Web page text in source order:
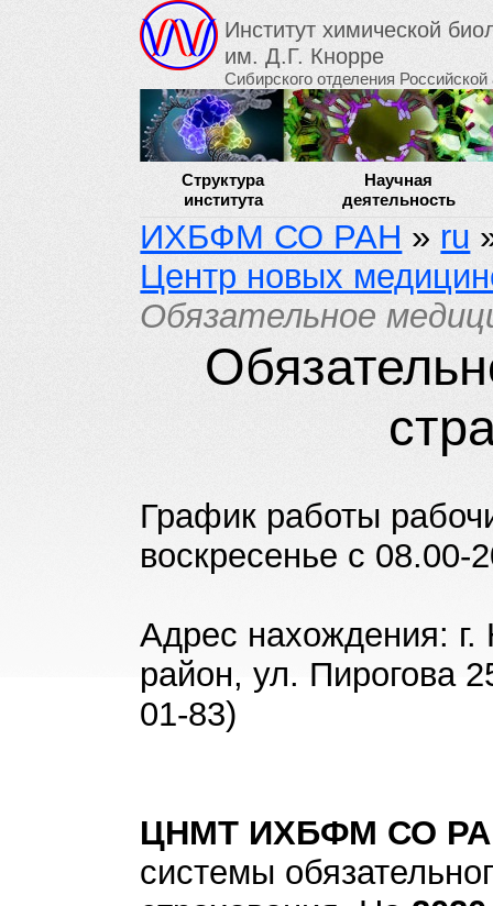
Институт химической
им. Д.Г. Кнорре
Сибирского отделения
Структура
института
Научная
деятельность
ИХБФМ СО РАН » ru
Центр новых
Обязательное
График работы
воскресенье с 08.00-
Адрес нахождения: г.
район, ул. Пирогова
01-83)
ЦНМТ ИХБФМ СО
системы